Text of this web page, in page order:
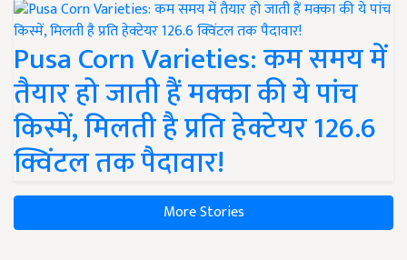
Pusa Corn Varieties: कम समय में
तैयार हो जाती हैं मक्का की ये पांच
किस्में, मिलती है प्रति हेक्टेयर 126.6
क्विंटल तक पैदावार!
More Stories